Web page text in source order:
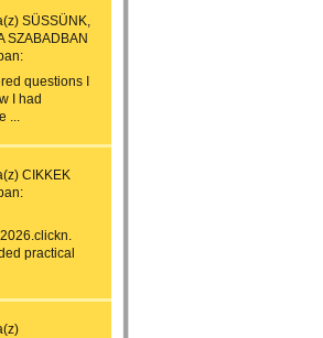
SÜSSÜNK,
SZABADBAN
questions I
I had
...
CIKKEK
practical